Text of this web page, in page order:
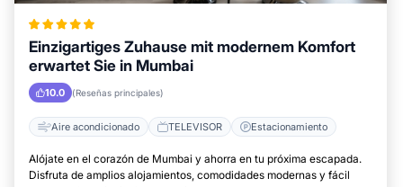
Einzigartiges Zuhause mit modernem Komfort
erwartet Sie in Mumbai
10.0 (Reseñas principales)
Aire acondicionado TELEVISOR Estacionamiento
Alójate en el corazón de Mumbai y ahorra en tu próxima escapada.
Disfruta de amplios alojamientos, comodidades modernas y fácil